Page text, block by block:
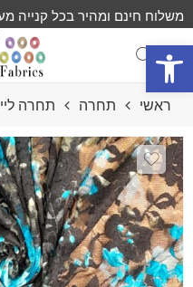
פתח סרגל נגישות
משלוח חינם ומהיר בכל קנייה מעל
ראשי תחרה תחרה